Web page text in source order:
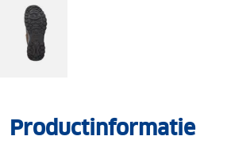
Productinformatie